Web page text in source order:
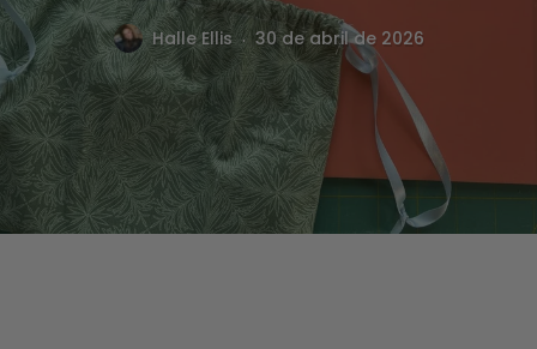
Halle Ellis . 30 de abril de 2026